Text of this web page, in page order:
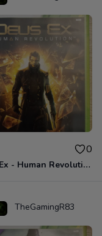
0
Deus Ex - Human Revolution Xbox 360
TheGamingR83